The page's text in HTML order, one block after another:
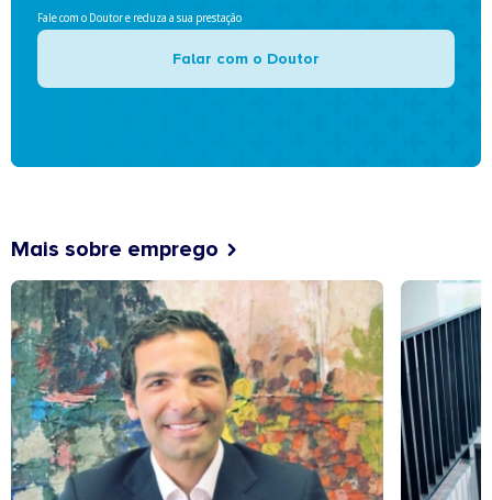
Fale com o Doutor e reduza a sua prestação
Falar com o Doutor
Mais sobre emprego